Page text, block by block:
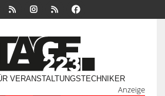
VERANSTALTUNGSTECHNIKER
Anzeige